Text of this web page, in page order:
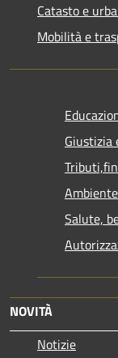
Catasto e
Mobilità e
Giustizia
Ambiente
Salute,
NOVITÀ
Notizie